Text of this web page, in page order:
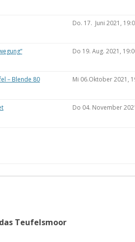
Do. 17. Juni 2021,
Do 19. Aug. 2021,
– Blende 80 Mi 06.Oktober 2021,
Do 04. November
Teufelsmoor